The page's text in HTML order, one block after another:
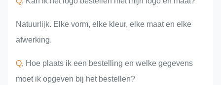
Natuurlijk. Elke vorm, elke kleur, elke maat en elke
afwerking.
Q, Hoe plaats ik een bestelling en welke gegevens
moet ik opgeven bij het bestellen?